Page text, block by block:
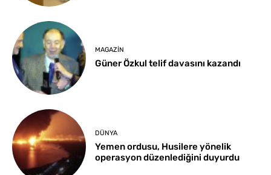
MAGAZIN
Güner Özkul telif davasını kazandı
DÜNYA
Yemen ordusu, Husilere yönelik
operasyon düzenlediğini duyurdu